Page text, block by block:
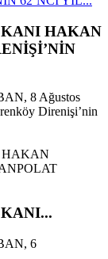
HAKAN
8 Ağustos
Direnişi’nin
6